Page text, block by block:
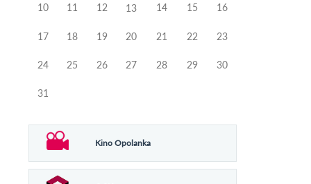
10 11 12 13 14 15 16
17 18 19 20 21 22 23
24 25 26 27 28 29 30
31
Kino Opolanka